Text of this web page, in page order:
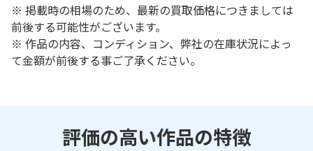
※ 掲載時の相場のため、最新の買取価格につきましては
前後する可能性がございます。
※ 作品の内容、コンディション、弊社の在庫状況によっ
て金額が前後する事ご了承ください。
評価の高い作品の特徴